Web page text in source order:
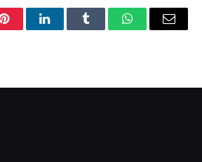
PinterestLinkedInTumblr WhatsAppEmail